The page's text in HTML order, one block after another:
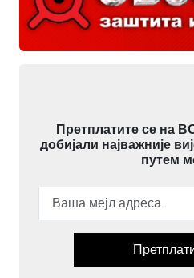
Претплатите се на
добијали најважније
путем